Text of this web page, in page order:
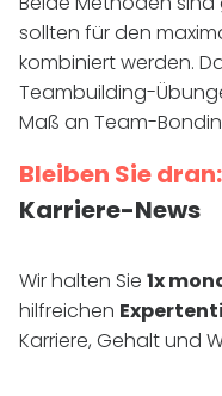
sollten für den
kombiniert werden.
Teambuilding-
Maß an Team-
Bleiben Sie dran:
Karriere-News
Wir halten Sie 1x
hilfreichen
Karriere, Gehalt und